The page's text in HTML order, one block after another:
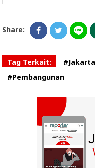
Share:
Tag Terkait: #Jakarta
#Pembangunan